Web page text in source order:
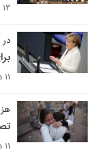
۱۲ دی ۱۳۹۶
۱۱ دی ۱۳۹۶
۱۱ دی ۱۳۹۶